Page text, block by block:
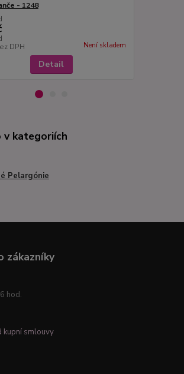
- 1248
DPH Není skladem
Detail
v kategoriích
Pelargónie
zákazníky
hod.
kupní smlouvy